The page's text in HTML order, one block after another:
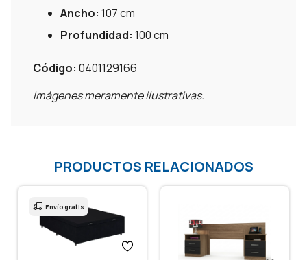
Ancho: 107 cm
Profundidad: 100 cm
Código: 0401129166
Imágenes meramente ilustrativas.
PRODUCTOS RELACIONADOS
Envío gratis